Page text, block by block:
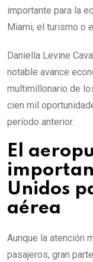
importante para la
Miami, el turismo o
Daniella Levine
notable avance
multimillonario de
cien mil
período anterior.
El
Unidos
aérea
Aunque la atención
pasajeros, gran